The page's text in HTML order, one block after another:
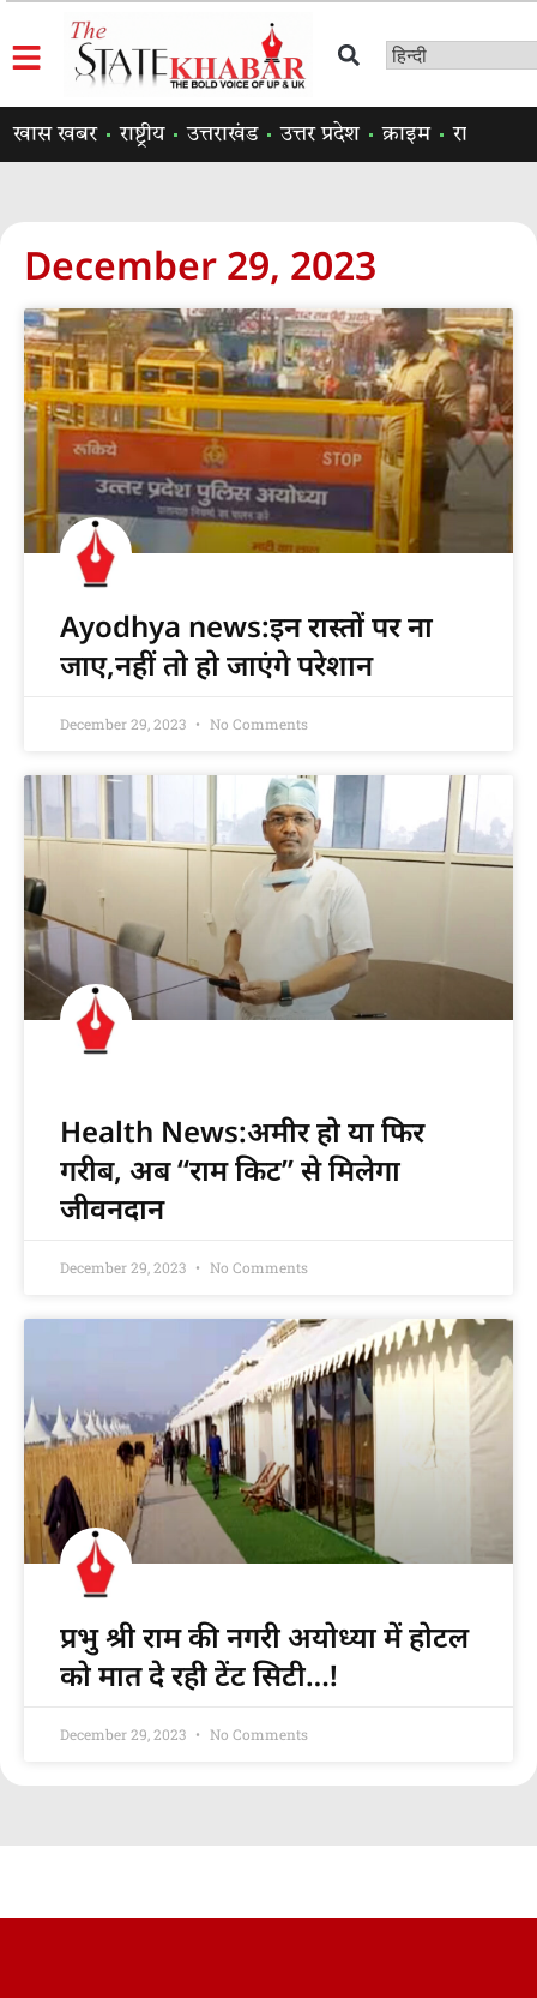
खास खबर राष्ट्रीय उत्तराखंड उत्तर प्रदेश क्राइम राजनीति
December 29, 2023
Ayodhya news:इन रास्तों पर ना
जाए,नहीं तो हो जाएंगे परेशान
December 29, 2023 No Comments
Health News:अमीर हो या फिर
गरीब, अब “राम किट” से मिलेगा
जीवनदान
December 29, 2023 No Comments
प्रभु श्री राम की नगरी अयोध्या में होटल
को मात दे रही टेंट सिटी…!
December 29, 2023 No Comments